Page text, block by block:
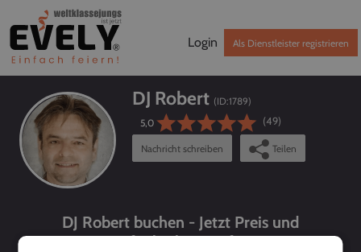
Login Als Dienstleister registrieren
DJ Robert (ID:1789)
5,0
(49)
Nachricht schreiben Teilen
DJ Robert buchen - Jetzt Preis und
Verfügbarkeit prüfen!